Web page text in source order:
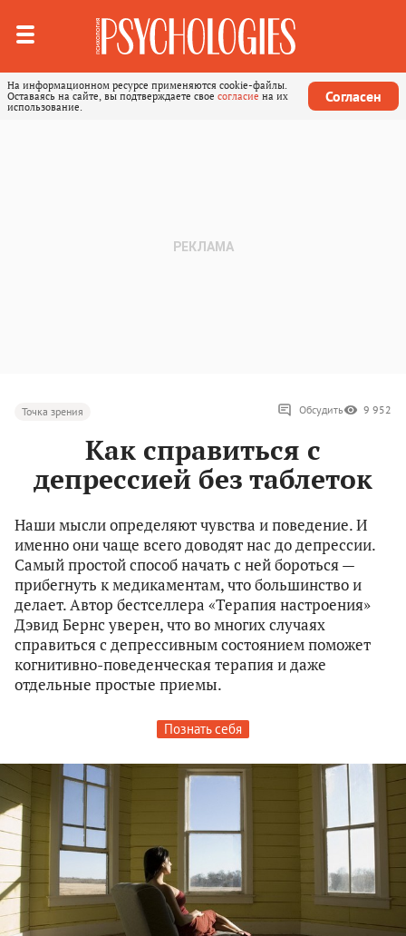
На информационном ресурсе применяются cookie-файлы.
Оставаясь на сайте, вы подтверждаете свое согласие на их
использование.
Согласен
Точка зрения Обсудить 9 952
Как справиться с
депрессией без таблеток
Наши мысли определяют чувства и поведение. И
именно они чаще всего доводят нас до депрессии.
Самый простой способ начать с ней бороться —
прибегнуть к медикаментам, что большинство и
делает. Автор бестселлера «Терапия настроения»
Дэвид Бернс уверен, что во многих случаях
справиться с депрессивным состоянием поможет
когнитивно-поведенческая терапия и даже
отдельные простые приемы.
Познать себя